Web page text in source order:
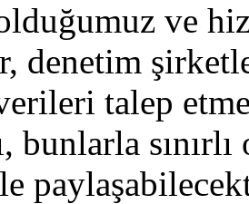
ve
denetim
talep
bunlarla